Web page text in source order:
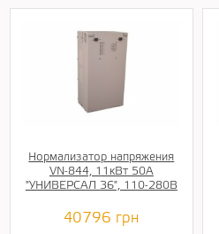
Нормализатор напряжения
VN-844, 11кВт 50А
"УНИВЕРСАЛ 36", 110-280В
40796 грн